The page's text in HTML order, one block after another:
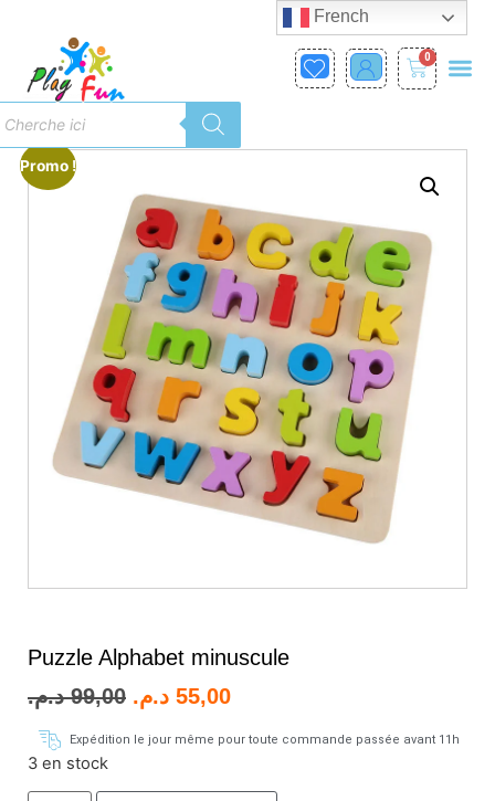
0
Promo !
Puzzle Alphabet minuscule
99,00 د.م. 55,00 د.م.
Expédition le jour même pour toute commande passée avant 11h
3 en stock
French